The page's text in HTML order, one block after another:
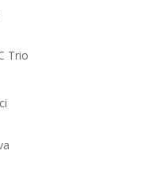
Trio